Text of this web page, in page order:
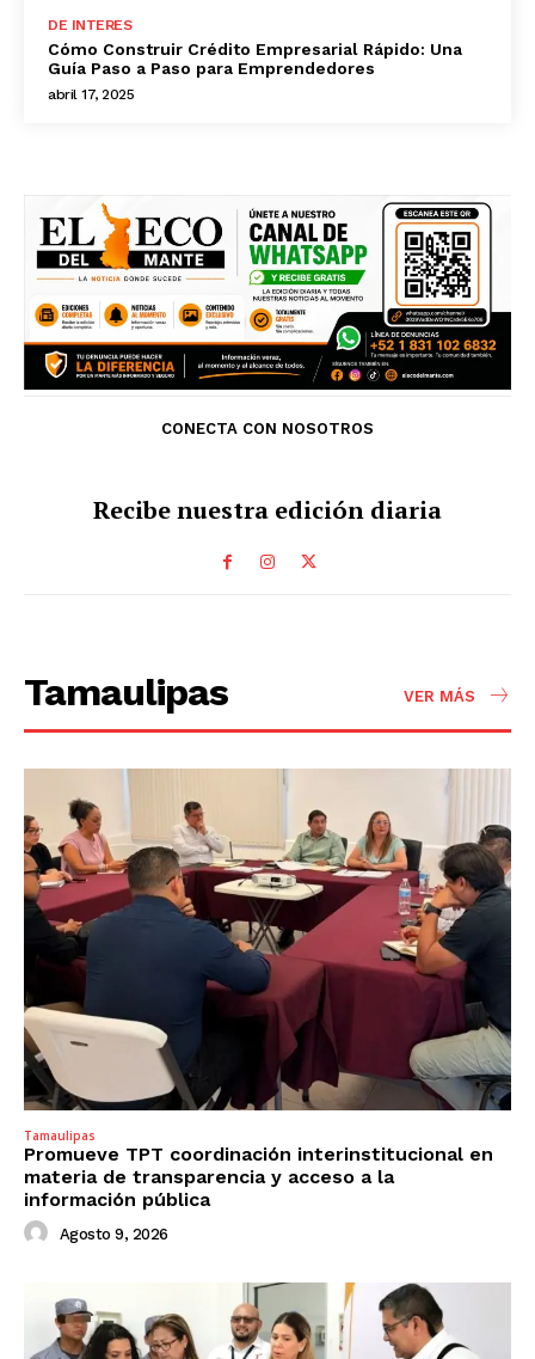
DE INTERES
Cómo Construir Crédito Empresarial Rápido: Una
Guía Paso a Paso para Emprendedores
abril 17, 2025
CONECTA CON NOSOTROS
Recibe nuestra edición diaria
Tamaulipas VER MÁS
Tamaulipas
Promueve TPT coordinación interinstitucional en
materia de transparencia y acceso a la
información pública
Agosto 9, 2026